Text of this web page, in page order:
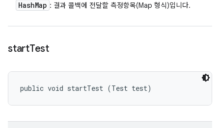
HashMap : 결과 콜백에 전달할 측정항목(Map 형식)입니다.
startTest
public void startTest (Test test)